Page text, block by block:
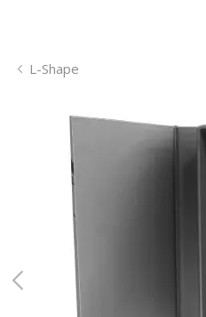
L-Shape